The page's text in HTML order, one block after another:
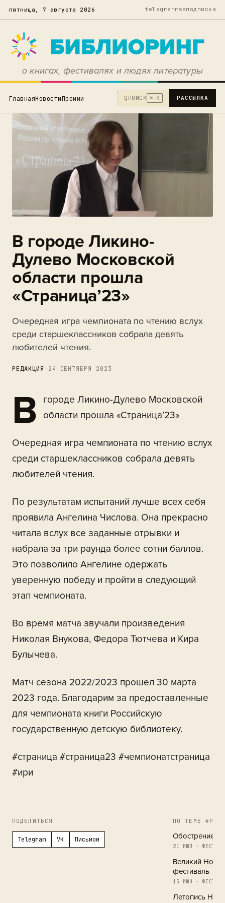
пятница, 7 августа 2026 telegramrssподписка
о книгах, фестивалях и людях литературы
ГлавнаяНовостиПремии Q ПОИСК ⌘ K РАССЫЛКА
В городе Ликино-
Дулево Московской
области прошла
«Страница’23»
Очередная игра чемпионата по чтению вслух
среди старшеклассников собрала девять
любителей чтения.
РЕДАКЦИЯ · 24 СЕНТЯБРЯ 2023
В
городе Ликино-Дулево Московской
области прошла «Страница’23»
Очередная игра чемпионата по чтению вслух
среди старшеклассников собрала девять
любителей чтения.
По результатам испытаний лучше всех себя
проявила Ангелина Числова. Она прекрасно
читала вслух все заданные отрывки и
набрала за три раунда более сотни баллов.
Это позволило Ангелине одержать
уверенную победу и пройти в следующий
этап чемпионата.
Во время матча звучали произведения
Николая Внукова, Федора Тютчева и Кира
Булычева.
Матч сезона 2022/2023 прошел 30 марта
2023 года. Благодарим за предоставленные
для чемпионата книги Российскую
государственную детскую библиотеку.
#страница #страница23 #чемпионатстраница
#ири
ПОДЕЛИТЬСЯ
Telegram VK Письмом
ПО ТЕМЕ
Обострение в
21 ИЮЛ ·
Великий
фестиваль
15 ИЮН ·
Летопись